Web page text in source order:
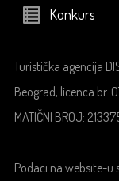
Konkurs
Turistička agencija
Beograd, licenca br.
MATIČNI BROJ:
Podaci na website-u